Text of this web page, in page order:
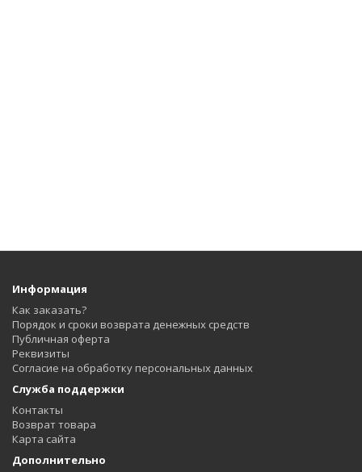
Информация
Как заказать?
Порядок и сроки возврата денежных средств
Публичная оферта
Реквизиты
Согласие на обработку персональных данных
Служба поддержки
Контакты
Возврат товара
Карта сайта
Дополнительно